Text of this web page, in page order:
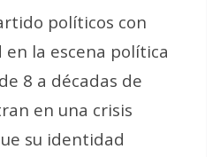
políticos con
la escena política
8 a décadas de
en una crisis
su identidad